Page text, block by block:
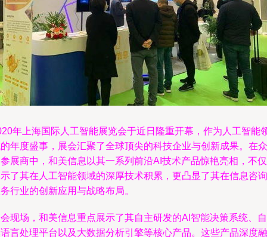
年上海国际人工智能展览会于近日隆重开幕，作为人工智能
年度盛事，展会汇聚了全球顶尖的科技企业与创新成果。在众
展商中，和美信息以其一系列前沿AI技术产品惊艳亮相，不仅
了其在人工智能领域的深厚技术积累，更凸显了其在信息咨询
行业的创新应用与战略布局。
现场，和美信息重点展示了其自主研发的AI智能决策系统、自
言处理平台以及大数据分析引擎等核心产品。这些产品深度融